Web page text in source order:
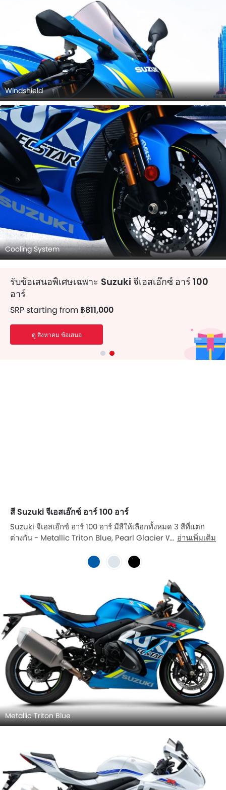
Windshield
Cooling System
รับข้อเสนอพิเศษเฉพาะ Suzuki จีเอสเอ๊กซ์ อาร์ 100
อาร์
SRP starting from ฿811,000
ดู สิงหาคม ข้อเสนอ
สี Suzuki จีเอสเอ๊กซ์ อาร์ 100 อาร์
Suzuki จีเอสเอ๊กซ์ อาร์ 100 อาร์ มีสีให้เลือกทั้งหมด 3 สีที่แตก
ต่างกัน - Metallic Triton Blue, Pearl Glacier White, Glass
อ่านเพิ่มเติม
Metallic Triton Blue